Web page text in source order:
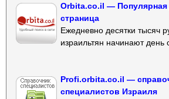
Orbita.co.il —
страница
Ежедневно десятки тысяч
израильтян начинают день
Profi.orbita.co.il —
специалистов Израиля